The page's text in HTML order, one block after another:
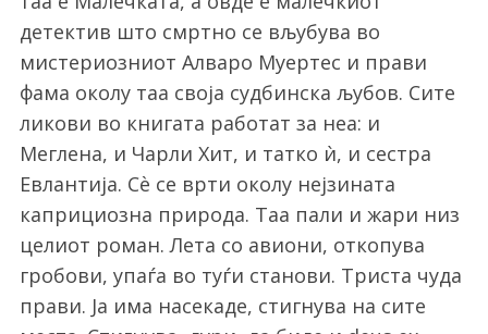
детектив што смртно се вљубува во
мистериозниот Алваро Муертес и прави
фама околу таа своја судбинска љубов. Сите
ликови во книгата работат за неа: и
Меглена, и Чарли Хит, и татко ѝ, и сестра
Евлантија. Сѐ се врти околу нејзината
каприциозна природа. Таа пали и жари низ
целиот роман. Лета со авиони, откопува
гробови, упаѓа во туѓи станови. Триста чуда
прави. Ја има насекаде, стигнува на сите